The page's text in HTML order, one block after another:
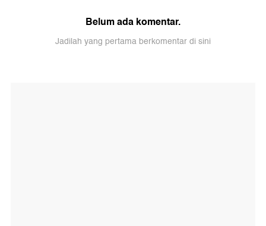
Belum ada komentar.
Jadilah yang pertama berkomentar di sini